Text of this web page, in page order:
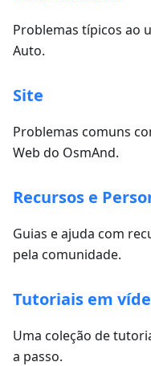
Problemas típicos ao
Auto.
Site
Problemas comuns
Web do OsmAnd.
Recursos e
Guias e ajuda com
pela comunidade.
Tutoriais em
Uma coleção de
a passo.